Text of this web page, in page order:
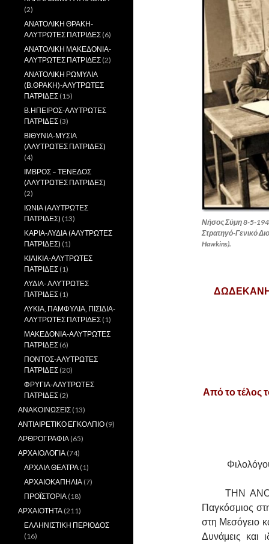
Νήσος Σύμη 8-5-
Στρατηγό-Γενικό
Hawkins).
Από το τέλος
ΤΗΝ
Παγκόσμιος
στη Μεσόγειο
Δυνάμεις και
(2)
ΑΝΑΤΟΛΙΚΗ ΘΡΑΚΗ-
ΑΛΥΤΡΩΤΕΣ ΠΑΤΡΙΔΕΣ (6)
ΑΝΑΤΟΛΙΚΗ ΜΑΚΕΔΟΝΙΑ-
ΑΛΥΤΡΩΤΕΣ ΠΑΤΡΙΔΕΣ (2)
ΑΝΑΤΟΛΙΚΗ ΡΩΜΥΛΙΑ
(Β.ΘΡΑΚΗ)-ΑΛΥΤΡΩΤΕΣ
ΠΑΤΡΙΔΕΣ (15)
Β.ΗΠΕΙΡΟΣ-ΑΛΥΤΡΩΤΕΣ
ΠΑΤΡΙΔΕΣ (3)
ΒΙΘΥΝΙΑ-ΜΥΣΙΑ
(ΑΛΥΤΡΩΤΕΣ ΠΑΤΡΙΔΕΣ)
(4)
ΙΜΒΡΟΣ – ΤΕΝΕΔΟΣ
(ΑΛΥΤΡΩΤΕΣ ΠΑΤΡΙΔΕΣ)
(2)
ΙΩΝΙΑ (ΑΛΥΤΡΩΤΕΣ
ΠΑΤΡΙΔΕΣ) (13)
ΚΑΡΙΑ-ΛΥΔΙΑ (ΑΛΥΤΡΩΤΕΣ
ΠΑΤΡΙΔΕΣ) (1)
ΚΙΛΙΚΙΑ-ΑΛΥΤΡΩΤΕΣ
ΠΑΤΡΙΔΕΣ (1)
ΛΥΔΙΑ- ΑΛΥΤΡΩΤΕΣ
ΠΑΤΡΙΔΕΣ (1)
ΛΥΚΙΑ, ΠΑΜΦΥΛΙΑ, ΠΙΣΙΔΙΑ-
ΑΛΥΤΡΩΤΕΣ ΠΑΤΡΙΔΕΣ (1)
ΜΑΚΕΔΟΝΙΑ-ΑΛΥΤΡΩΤΕΣ
ΠΑΤΡΙΔΕΣ (6)
ΠΟΝΤΟΣ-ΑΛΥΤΡΩΤΕΣ
ΠΑΤΡΙΔΕΣ (20)
ΦΡΥΓΙΑ-ΑΛΥΤΡΩΤΕΣ
ΠΑΤΡΙΔΕΣ (2)
ΑΝΑΚΟΙΝΩΣΕΙΣ (13)
ΑΝΤΙΑΙΡΕΤΙΚΟ ΕΓΚΟΛΠΙΟ (9)
ΑΡΘΡΟΓΡΑΦΙΑ (65)
ΑΡΧΑΙΟΛΟΓΙΑ (74)
ΑΡΧΑΙΑ ΘΕΑΤΡΑ (1)
ΑΡΧΑΙΟΚΑΠΗΛΙΑ (7)
ΠΡΟΪΣΤΟΡΙΑ (18)
ΑΡΧΑΙΟΤΗΤΑ (211)
ΕΛΛΗΝΙΣΤΙΚΗ ΠΕΡΙΟΔΟΣ
(16)